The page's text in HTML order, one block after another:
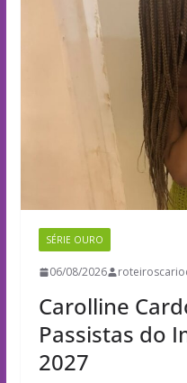
SÉRIE OURO
06/08/2026
Carolline
Passistas do
2027